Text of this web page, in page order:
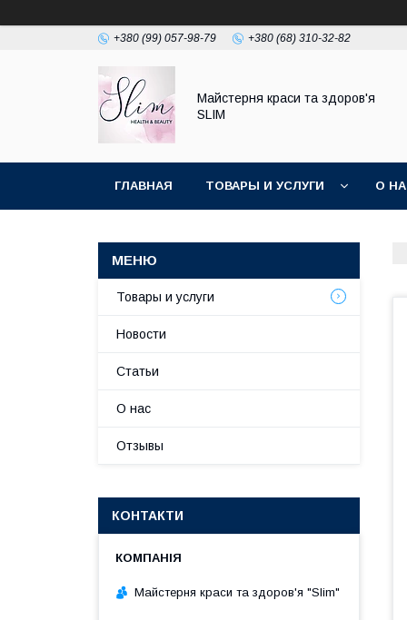
+380 (99) 057-98-79 +380 (68) 310-32-82
Майстерня краси та здоров'я
SLIM
ГЛАВНАЯ ТОВАРЫ И УСЛУГИ О
Товары и услуги
Новости
Статьи
О нас
Отзывы
КОНТАКТИ
Майстерня краси та здоров'я "Slim"